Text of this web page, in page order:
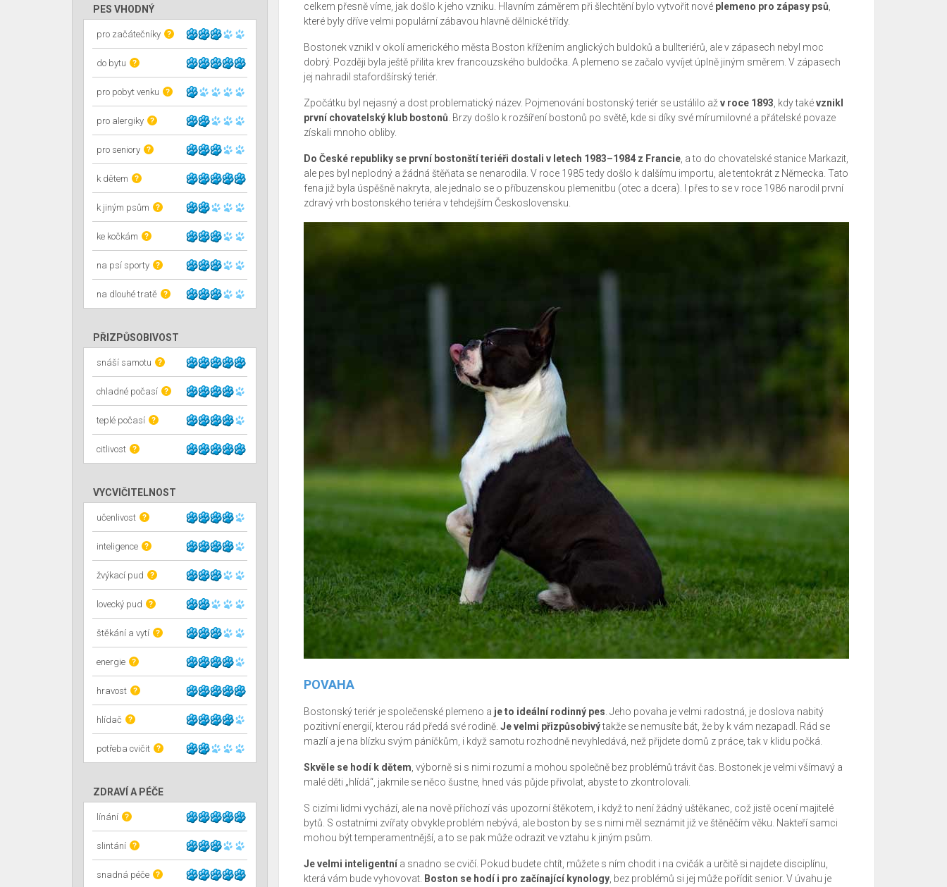
PES VHODNÝ
pro začátečníky ?
do bytu ?
pro pobyt venku ?
pro alergiky ?
pro seniory ?
k dětem ?
k jiným psům ?
ke kočkám ?
na psí sporty ?
na dlouhé tratě ?
PŘIZPŮSOBIVOST
snáší samotu ?
chladné počasí ?
teplé počasí ?
citlivost ?
VYCVIČITELNOST
učenlivost ?
inteligence ?
žvýkací pud ?
lovecký pud ?
štěkání a vytí ?
energie ?
hravost ?
hlídač ?
potřeba cvičit ?
ZDRAVÍ A PÉČE
línání ?
slintání ?
snadná péče ?
celkem přesně víme, jak došlo k jeho vzniku. Hlavním záměrem při šlechtění bylo vytvořit nové plemeno pro zápasy psů
které byly dříve velmi populární zábavou hlavně dělnické třídy.
Bostonek vznikl v okolí amerického města Boston křížením anglických buldoků a bullteriérů, ale v zápasech nebyl moc
dobrý. Později byla ještě přilita krev francouzského buldočka. A plemeno se začalo vyvíjet úplně jiným směrem. V zápasech
jej nahradil stafordšírský teriér.
Zpočátku byl nejasný a dost problematický název. Pojmenování bostonský teriér se ustálilo až v roce 1893 , kdy takévznikl
první chovatelský klub bostonů . Brzy došlo k rozšíření bostonů po světě, kde si díky své mírumilovné a přátelské povaze
získali mnoho obliby.
Do České republiky se první bostonští teriéři dostali v letech 1983–1984 z Francie, a to do chovatelské stanice Markazit,
ale pes byl neplodný a žádná štěňata se nenarodila. V roce 1985 tedy došlo k dalšímu importu, ale tentokrát z Německa. Tato
fena již byla úspěšně nakryta, ale jednalo se o příbuzenskou plemenitbu (otec a dcera). I přes to se v roce 1986 narodil první
zdravý vrh bostonského teriéra v tehdejším Československu.
POVAHA
Bostonský teriér je společenské plemeno a je to ideální rodinný pes . Jeho povaha je velmi radostná, je doslova nabitý
pozitivní energií, kterou rád předá své rodině. Je velmi přizpůsobivýtakže se nemusíte bát, že by k vám nezapadl. Rád se
mazlí a je na blízku svým páníčkům, i když samotu rozhodně nevyhledává, než přijdete domů z práce, tak v klidu počká.
Skvěle se hodí k dětem , výborně si s nimi rozumí a mohou společně bez problémů trávit čas. Bostonek je velmi všímavý a
malé děti „hlídá“, jakmile se něco šustne, hned vás půjde přivolat, abyste to zkontrolovali.
S cizími lidmi vychází, ale na nově příchozí vás upozorní štěkotem, i když to není žádný uštěkanec, což jistě ocení majitelé
bytů. S ostatními zvířaty obvykle problém nebývá, ale boston by se s nimi měl seznámit již ve štěněčím věku. Nakteří samci
mohou být temperamentnější, a to se pak může odrazit ve vztahu k jiným psům.
Je velmi inteligentnía snadno se cvičí. Pokud budete chtít, můžete s ním chodit i na cvičák a určitě si najdete disciplínu,
která vám bude vyhovovat. Boston se hodí i pro začínající kynology, bez problémů si jej může pořídit senior. V úvahu je